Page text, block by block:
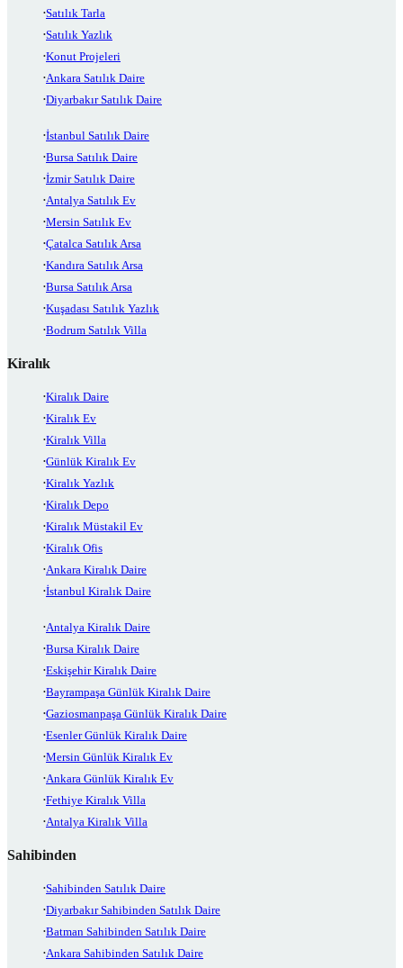
Satılık Tarla
Satılık Yazlık
Konut Projeleri
Ankara Satılık Daire
Diyarbakır Satılık Daire
İstanbul Satılık Daire
Bursa Satılık Daire
İzmir Satılık Daire
Antalya Satılık Ev
Mersin Satılık Ev
Çatalca Satılık Arsa
Kandıra Satılık Arsa
Bursa Satılık Arsa
Kuşadası Satılık Yazlık
Bodrum Satılık Villa
Kiralık
Kiralık Daire
Kiralık Ev
Kiralık Villa
Günlük Kiralık Ev
Kiralık Yazlık
Kiralık Depo
Kiralık Müstakil Ev
Kiralık Ofis
Ankara Kiralık Daire
İstanbul Kiralık Daire
Antalya Kiralık Daire
Bursa Kiralık Daire
Eskişehir Kiralık Daire
Bayrampaşa Günlük Kiralık Daire
Gaziosmanpaşa Günlük Kiralık Daire
Esenler Günlük Kiralık Daire
Mersin Günlük Kiralık Ev
Ankara Günlük Kiralık Ev
Fethiye Kiralık Villa
Antalya Kiralık Villa
Sahibinden
Sahibinden Satılık Daire
Diyarbakır Sahibinden Satılık Daire
Batman Sahibinden Satılık Daire
Ankara Sahibinden Satılık Daire